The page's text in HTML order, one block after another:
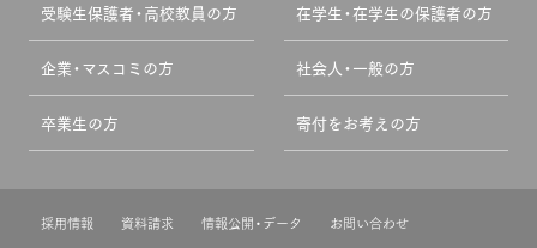
受験生保護者・高校教員の方 在学生・在学生の保護者の方
企業・マスコミの方 社会人・一般の方
卒業生の方 寄付をお考えの方
採用情報 資料請求 情報公開・データ
お問い合わせ